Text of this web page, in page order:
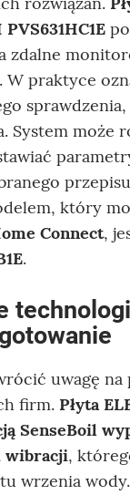
zdalne
W praktyce
System może
który
Connect,
.
uwagę na
firm. Płyta
SenseBoil
wibracji,
wrzenia